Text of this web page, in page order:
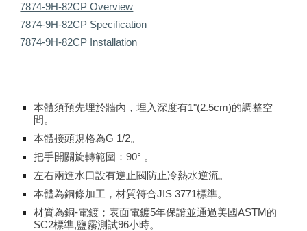
7874-9H-82CP Overview
7874-9H-82CP Specification
7874-9H-82CP Installation
本體須預先埋於牆內，埋入深度有1"(2.5cm)的調整空
間。
本體接頭規格為G 1/2。
把手開關旋轉範圍：90° 。
左右兩進水口設有逆止閥防止冷熱水逆流。
本體為銅條加工，材質符合JIS 3771標準。
材質為銅-電鍍；表面電鍍5年保證並通過美國ASTM的
SC2標準,鹽霧測試96小時。